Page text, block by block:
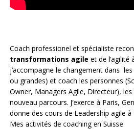
Coach professionel et spécialiste
transformations agile et de l‘agilité
j’accompagne le changement dans
ou grandes) et coach les personnes (
Owner, Managers Agile, Directeur),
nouveau parcours. J’exerce à Paris,
donne des cours de Leadership agile à
Mes activités de coaching en Suisse